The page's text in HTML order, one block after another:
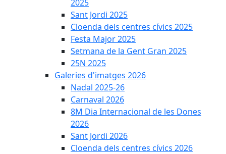
2025
Sant Jordi 2025
Cloenda dels centres cívics 2025
Festa Major 2025
Setmana de la Gent Gran 2025
25N 2025
Galeries d'imatges 2026
Nadal 2025-26
Carnaval 2026
8M Dia Internacional de les Dones
2026
Sant Jordi 2026
Cloenda dels centres cívics 2026